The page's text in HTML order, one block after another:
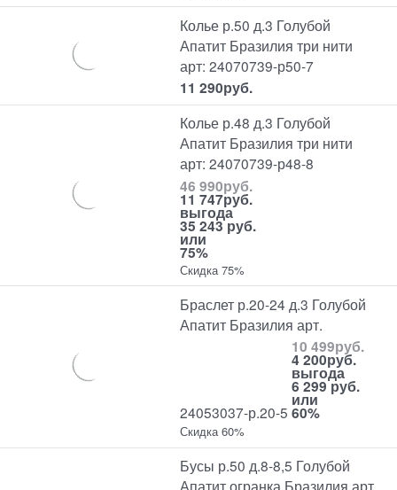
Колье р.50 д.3 Голубой
Апатит Бразилия три нити
арт: 24070739-р50-7
11 290руб.
Колье р.48 д.3 Голубой
Апатит Бразилия три нити
арт: 24070739-р48-8
46 990руб.
11 747руб.
выгода
35 243 руб.
или
75%
Скидка 75%
Браслет р.20-24 д.3 Голубой
Апатит Бразилия арт.
24053037-р.20-5
10 499руб.
4 200руб.
выгода
6 299 руб.
или
60%
Скидка 60%
Бусы р.50 д.8-8,5 Голубой
Апатит огранка Бразилия арт.